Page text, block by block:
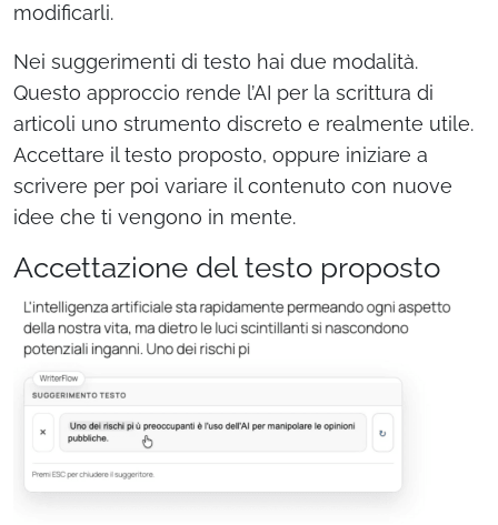
modificarli.
Nei suggerimenti di testo hai due modalità.
Questo approccio rende l’AI per la scrittura di
articoli uno strumento discreto e realmente utile.
Accettare il testo proposto, oppure iniziare a
scrivere per poi variare il contenuto con nuove
idee che ti vengono in mente.
Accettazione del testo proposto